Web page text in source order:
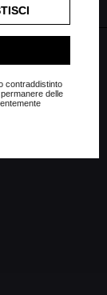
utilizzati
ulteriori
contraddistinto
delle